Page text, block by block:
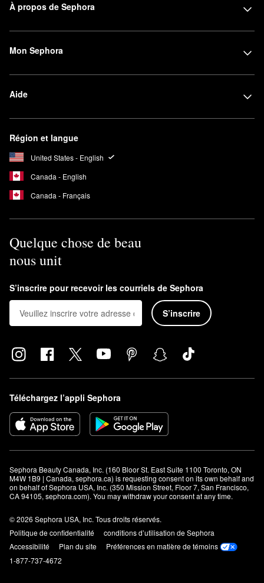
À propos de Sephora
Mon Sephora
Aide
Région et langue
United States - English
Canada - English
Canada - Français
Quelque chose de beau
nous unit
S’inscrire pour recevoir les courriels de Sephora
S’inscrire
Téléchargez l’appli Sephora
Sephora Beauty Canada, Inc. (160 Bloor St. East Suite 1100 Toronto, ON
M4W 1B9 | Canada, sephora.ca) is requesting consent on its own behalf and
on behalf of Sephora USA, Inc. (350 Mission Street, Floor 7, San Francisco,
CA 94105, sephora.com). You may withdraw your consent at any time.
© 2026 Sephora USA, Inc. Tous droits réservés.
Politique de confidentialité
conditions d’utilisation de Sephora
Accessibilité
Plan du site
Préférences en matière de témoins
1-877-737-4672